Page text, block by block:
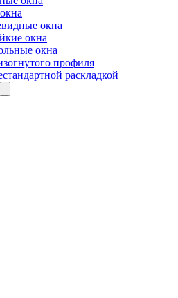
окна
окна
окна
профиля
раскладкой